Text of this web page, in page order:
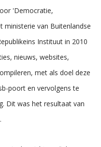
'Democratie,
ministerie van Buitenlandse
Instituut in 2010
nieuws, websites,
met als doel deze
poort en vervolgens te
Dit was het resultaat van